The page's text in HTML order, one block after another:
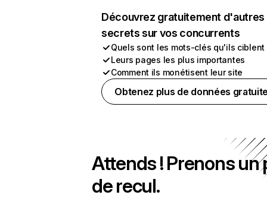
Découvrez gratuitement d'autres
secrets sur vos concurrents
Quels sont les mots-clés qu'ils ciblent
Leurs pages les plus importantes
Comment ils monétisent leur site
Obtenez plus de données
Attends ! Prenons un
de recul.